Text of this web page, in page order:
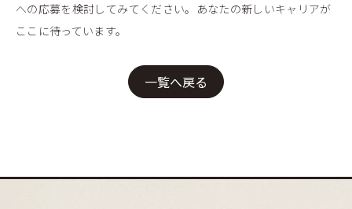
への応募を検討してみてください。あなたの新しいキャリアが
ここに待っています。
一覧へ戻る